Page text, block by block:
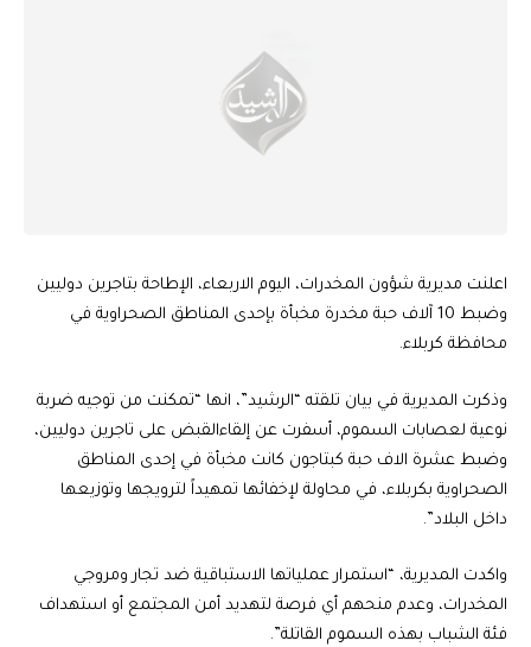
اعلنت مديرية شؤون المخدرات، اليوم الاربعاء، الإطاحة بتاجرين دوليين
وضبط 10 آلاف حبة مخدرة مخبأة بإحدى المناطق الصحراوية في
محافظة كربلاء.
وذكرت المديرية في بيان تلقته “الرشيد”، انها “تمكنت من توجيه ضربة
نوعية لعصابات السموم، أسفرت عن إلقاءالقبض على تاجرين دوليين،
وضبط عشرة الاف حبة كبتاجون كانت مخبأة في إحدى المناطق
الصحراوية بكربلاء، في محاولة لإخفائها تمهيداً لترويجها وتوزيعها
داخل البلاد”.
واكدت المديرية، “استمرار عملياتها الاستباقية ضد تجار ومروجي
المخدرات، وعدم منحهم أي فرصة لتهديد أمن المجتمع أو استهداف
فئة الشباب بهذه السموم القاتلة”.